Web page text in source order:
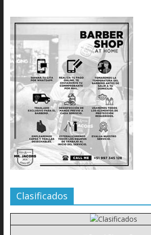
Clasificados